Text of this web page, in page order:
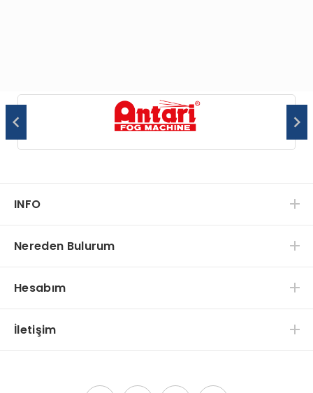
INFO
Nereden Bulurum
Hesabım
İletişim